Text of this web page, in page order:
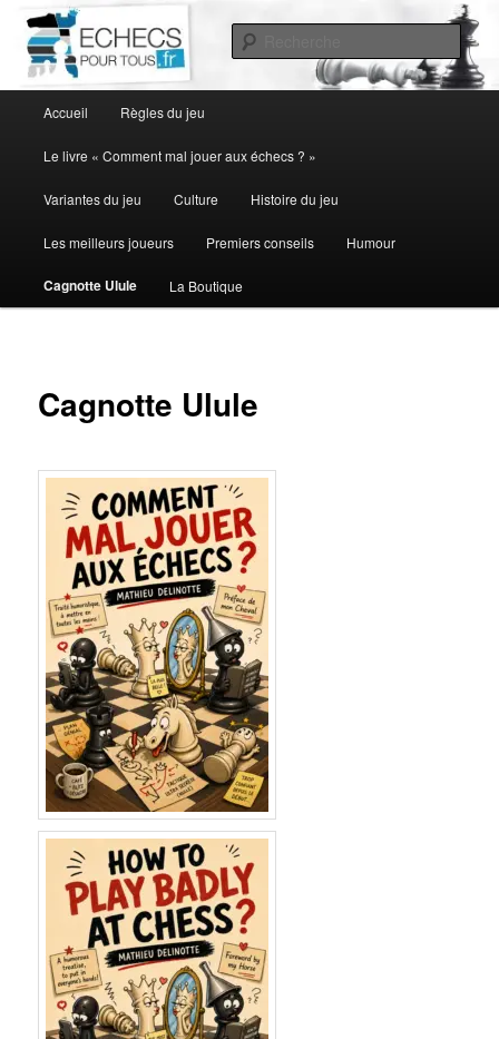
contenu
principal
principal
Accueil Règles du jeu
Le livre « Comment mal jouer aux échecs ? »
Variantes du jeu Culture Histoire du jeu
Les meilleurs joueurs Premiers conseils Humour
Cagnotte Ulule La Boutique
Cagnotte Ulule